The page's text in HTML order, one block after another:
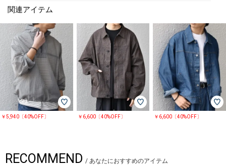
メーカー品番：MJK-4C
【迷迭香 / マンネンロウ】
20SSよりスタートした日本のブランド。
迷迭香(マンネンロウ)とはローズマリーの和名を指しており、デザイナー
が都会から山中心の暮らしに
シフトした際に手入れした植物が山へ戻っていくとき、強いながらにも心
地よい香りをいつまでもどこからか
漂わせていたことからブランド名を決めたそう。
着る人がヘビーローテーションして着ていくことにより丁度いい感じに完
成されることを考えデザインされています。
※撮影環境による光の当たり具合やパソコン・スマートフォンなどの閲覧
関連アイテム
￥5,940〔40%OFF〕 ￥6,600〔40%OFF〕 ￥6,600〔40%OFF〕
RECOMMEND / あなたにおすすめのアイテム